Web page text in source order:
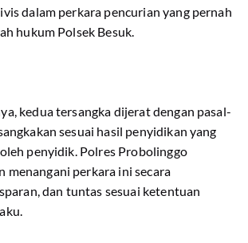
dalam perkara pencurian yang pernah
hukum Polsek Besuk.
kedua tersangka dijerat dengan pasal-
sesuai hasil penyidikan yang
penyidik. Polres Probolinggo
menangani perkara ini secara
dan tuntas sesuai ketentuan